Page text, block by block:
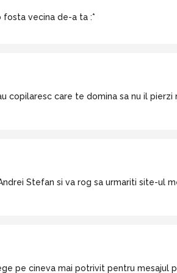
fosta vecina de-a ta :*
copilaresc care te domina sa nu il
Stefan si va rog sa urmariti site-ul
pe cineva mai potrivit pentru mesajul